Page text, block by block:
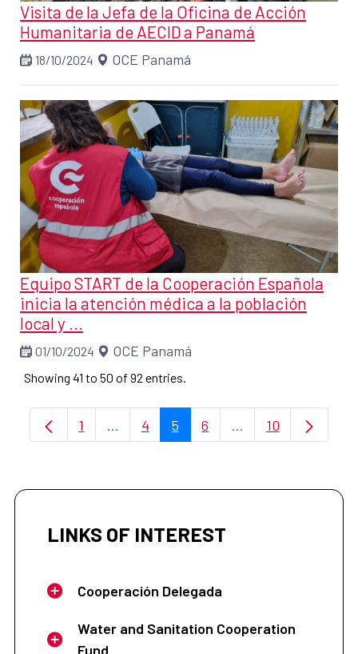
Visita de la Jefa de la Oficina de Acción
Humanitaria de AECID a Panamá
18/10/2024 OCE Panamá
Equipo START de la Cooperación Española
inicia la atención médica a la población
local y ...
01/10/2024 OCE Panamá
Showing 41 to 50 of 92 entries.
Page
1 ...Intermediate Pages Use TAB to
Page
4 Page
5 Page
6 ...Intermediate
Page
10
LINKS OF INTEREST
Cooperación Delegada
Water and Sanitation Cooperation
Fund